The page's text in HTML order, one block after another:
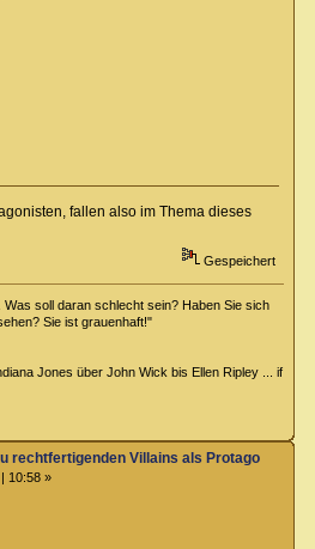
fallen also im Thema dieses
Gespeichert
soll daran schlecht sein? Haben Sie sich
Sie ist grauenhaft!"
Jones über John Wick bis Ellen Ripley ... if
rechtfertigenden Villains als Protagonisten?
10:58 »